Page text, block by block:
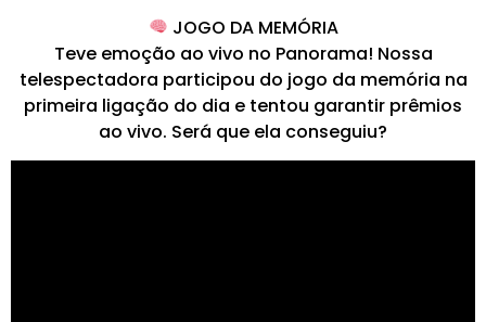
JOGO DA MEMÓRIA
Teve emoção ao vivo no Panorama! Nossa
telespectadora participou do jogo da memória na
primeira ligação do dia e tentou garantir prêmios
ao vivo. Será que ela conseguiu?